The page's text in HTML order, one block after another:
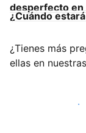
desperfecto en
¿Cuándo
¿Tienes más
ellas en nuestras
Empieza a